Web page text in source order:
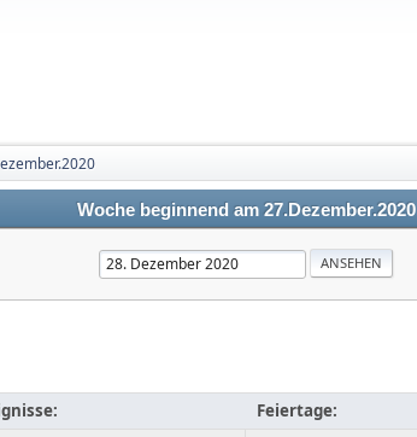
Woche beginnend am 27.Dezember.2020
Feiertage: